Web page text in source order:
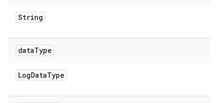
String
dataType
LogDataType